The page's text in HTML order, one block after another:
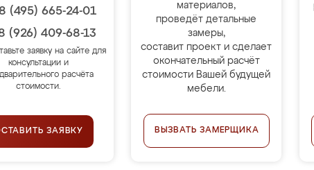
(495) 665-24-01
(926) 409-68-13
заявку на сайте для
консультации и
расчёта
стоимости.
ЗАЯВКУ
материалов,
проведёт детальные
замеры,
составит проект и сделает
окончательный расчёт
стоимости Вашей будущей
мебели.
ВЫЗВАТЬ ЗАМЕРЩИКА